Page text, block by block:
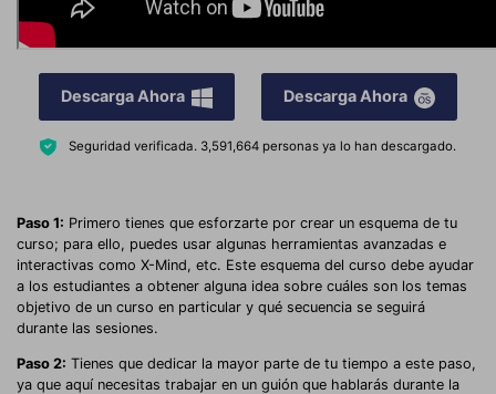
Descarga Ahora Descarga Ahora
Seguridad verificada. 3,591,664personas ya lo han descargado.
Paso 1: Primero tienes que esforzarte por crear un esquema de tu
curso; para ello, puedes usar algunas herramientas avanzadas e
interactivas como X-Mind, etc. Este esquema del curso debe ayudar
a los estudiantes a obtener alguna idea sobre cuáles son los temas
objetivo de un curso en particular y qué secuencia se seguirá
durante las sesiones.
Paso 2: Tienes que dedicar la mayor parte de tu tiempo a este paso,
ya que aquí necesitas trabajar en un guión que hablarás durante la